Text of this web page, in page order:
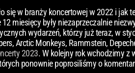
w branży koncertowej w 2022 i jak
miesięcy były niezaprzeczalnie
wydarzeń, którzy już teraz, w
Arctic Monkeys, Rammstein,
2023. W kolejny rok wchodzimy z
ponownie poprosiliśmy o